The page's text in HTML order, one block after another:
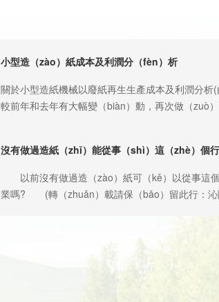
小型造（zào）紙成本及利潤分（fèn）析
關於小型造紙機械以廢紙再生生產成本及利潤分析
較前年和去年有大幅變（biàn）動，再次做（zuò
要消耗1.15-1.2噸的廢紙。 2.廢紙(原料)我們以
每噸紙（zhǐ）我們目前市場價1100-1600元，這裏
取1400元計算(有些地方的（de）廢紙價格沒有
為例，分兩班，每班按4個工（gōng）人，每個人
沒有做過造紙（zhǐ）能從事（shì）這（zhè）個
以前沒有做過造（zào）紙可（kě）以從事這個
業嗎? (轉（zhuǎn）載請保（bǎo）留此行：沁
造紙設備，還可以提供整套設備的廠（chǎng）房
備安裝及調試、以及生（shēng）產技術培訓、設